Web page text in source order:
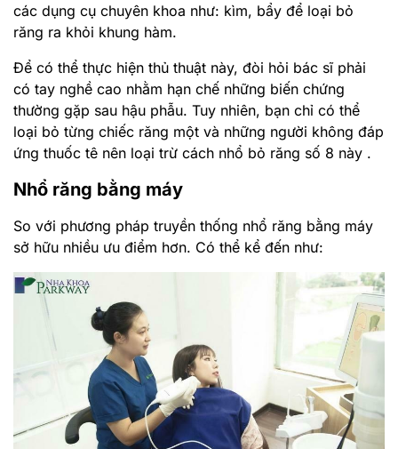
các dụng cụ chuyên khoa như: kìm, bẩy để loại bỏ
răng ra khỏi khung hàm.
Để có thể thực hiện thủ thuật này, đòi hỏi bác sĩ phải
có tay nghề cao nhằm hạn chế những biến chứng
thường gặp sau hậu phẫu. Tuy nhiên, bạn chỉ có thể
loại bỏ từng chiếc răng một và những người không đáp
ứng thuốc tê nên loại trừ cách nhổ bỏ răng số 8 này .
Nhổ răng bằng máy
So với phương pháp truyền thống nhổ răng bằng máy
sở hữu nhiều ưu điểm hơn. Có thể kể đến như: